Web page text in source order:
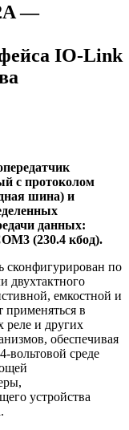
—
IO-Link
с протоколом
шина) и
данных:
(230.4 кбод).
сконфигурирован по
двухтактного
емкостной и
в
реле и других
обеспечивая
вольтовой среде
устройства